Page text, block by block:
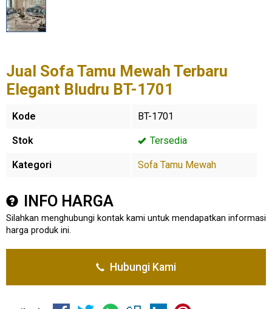
Jual Sofa Tamu Mewah Terbaru
Elegant Bludru BT-1701
Kode BT-1701
Stok Tersedia
Kategori Sofa Tamu Mewah
INFO HARGA
Silahkan menghubungi kontak kami untuk mendapatkan informasi
harga produk ini.
Hubungi Kami